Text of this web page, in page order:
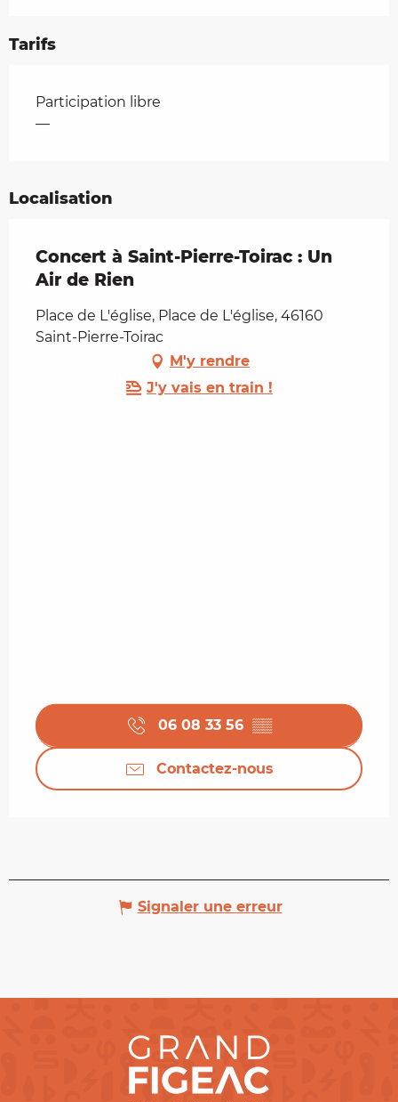
Tarifs
Tarifs 2026
Participation libre
—
Localisation
Concert à Saint-Pierre-Toirac : Un
Air de Rien
Place de L'église, Place de L'église, 46160
Saint-Pierre-Toirac
M'y rendre
J'y vais en train !
06 08 33 56 ▒▒
Contactez-nous
Signaler une erreur